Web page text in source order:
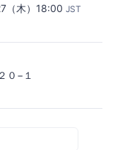
（木）18:00 JST
０−１